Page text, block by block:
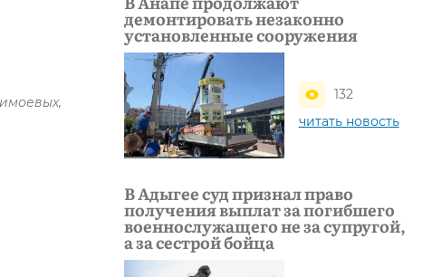
демонтировать незаконно
установленные сооружения
132
читать новость
В Адыгее суд признал право
получения выплат за погибшего
военнослужащего не за супругой,
а за сестрой бойца